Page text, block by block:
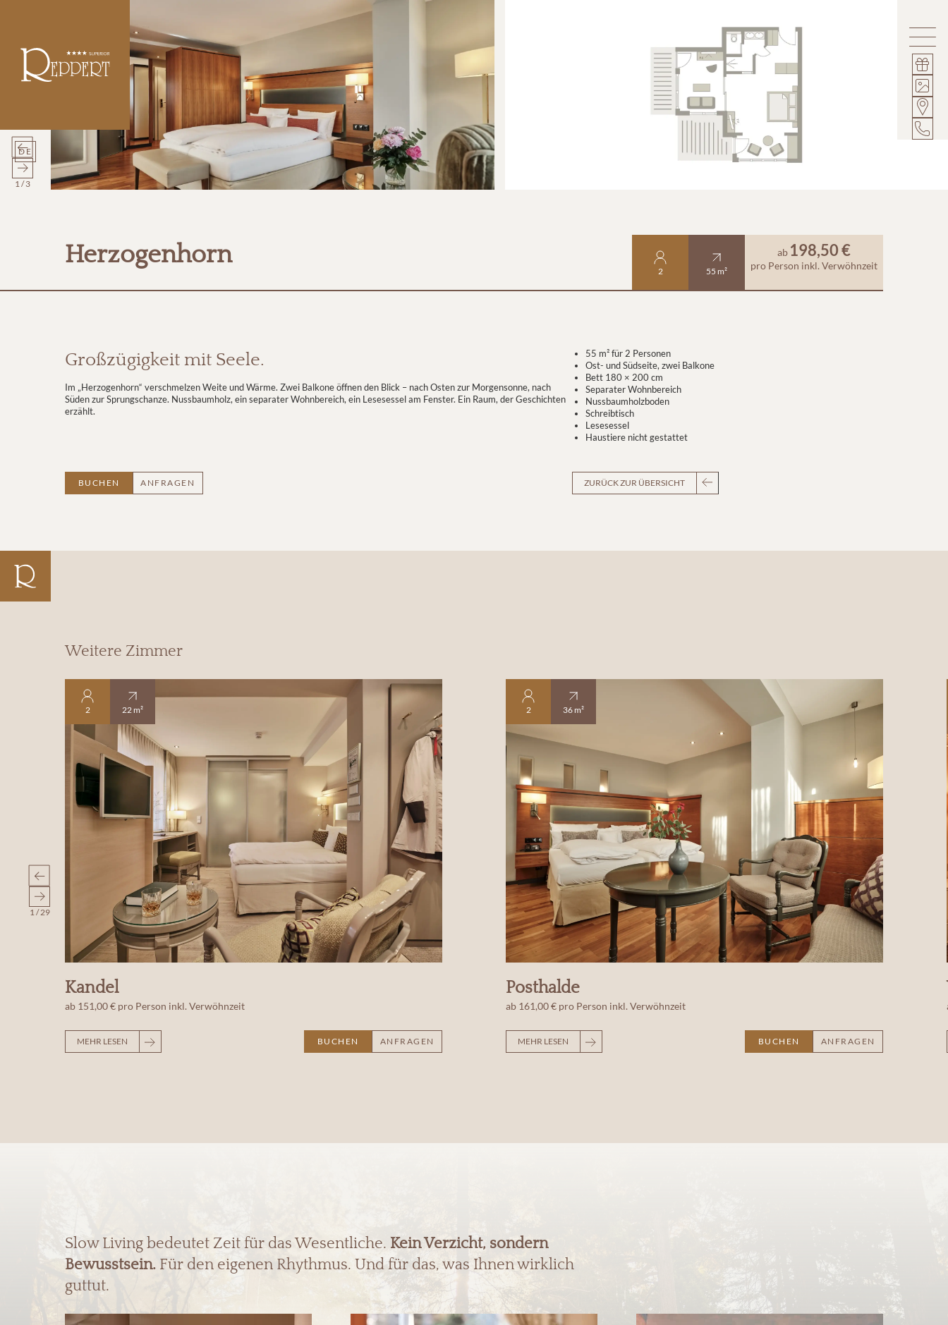
DE
1/3
Herzogenhorn
2 55 m²
ab 198,50 €
pro Person inkl. Verwöhnzeit
Großzügigkeit mit Seele.
Im „Herzogenhorn“ verschmelzen Weite und Wärme. Zwei Balkone öffnen den Blick – nach Osten zur Morgensonne, nach
Süden zur Sprungschanze. Nussbaumholz, ein separater Wohnbereich, ein Lesesessel am Fenster. Ein Raum, der Geschichten
erzählt.
55 m² für 2 Personen
Ost- und Südseite, zwei Balkone
Bett 180 × 200 cm
Separater Wohnbereich
Nussbaumholzboden
Schreibtisch
Lesesessel
Haustiere nicht gestattet
BUCHEN ANFRAGEN ZURÜCK ZUR ÜBERSICHT
Weitere Zimmer
2 22 m²
Kandel
ab 151,00 € pro Person inkl. Verwöhnzeit
MEHR LESEN BUCHEN ANFRAGEN
2 36 m²
Posthalde
ab 161,00 € pro Person inkl. Verwöhnzeit
MEHR LESEN BUCHEN ANFRAGEN
1/29
Slow Living bedeutet Zeit für das Wesentliche. Kein Verzicht, sondern
Bewusstsein. Für den eigenen Rhythmus. Und für das, was Ihnen wirklich
guttut.